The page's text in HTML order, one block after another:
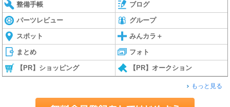
整備手帳 ブログ
パーツレビュー グループ
スポット みんカラ＋
まとめ フォト
【PR】ショッピング 【PR】オークション
もっと見る